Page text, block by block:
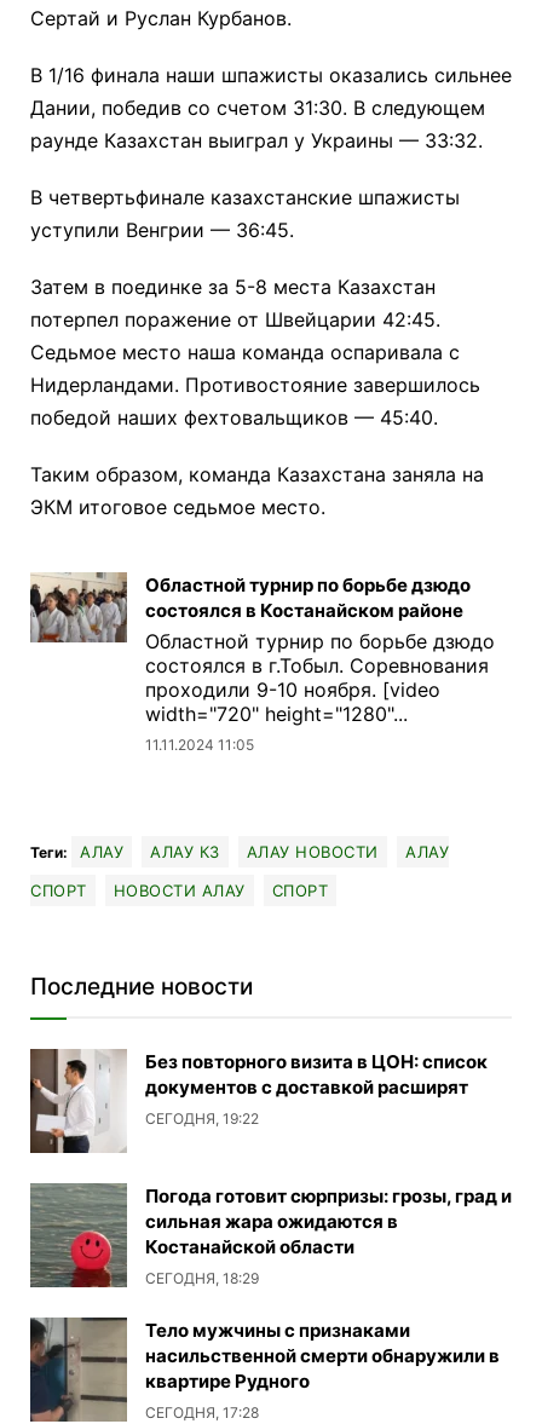
Сертай и Руслан Курбанов.
В 1/16 финала наши шпажисты оказались сильнее
Дании, победив со счетом 31:30. В следующем
раунде Казахстан выиграл у Украины — 33:32.
В четвертьфинале казахстанские шпажисты
уступили Венгрии — 36:45.
Затем в поединке за 5-8 места Казахстан
потерпел поражение от Швейцарии 42:45.
Седьмое место наша команда оспаривала с
Нидерландами. Противостояние завершилось
победой наших фехтовальщиков — 45:40.
Таким образом, команда Казахстана заняла на
ЭКМ итоговое седьмое место.
Областной турнир по борьбе дзюдо
состоялся в Костанайском районе
Областной турнир по борьбе дзюдо
состоялся в г.Тобыл. Соревнования
проходили 9-10 ноября. [video
width="720" height="1280"...
11.11.2024 11:05
Теги: АЛАУ АЛАУ КЗ АЛАУ НОВОСТИ
АЛАУ
СПОРТ
НОВОСТИ АЛАУ СПОРТ
Последние новости
Без повторного визита в ЦОН: список
документов с доставкой расширят
СЕГОДНЯ, 19:22
Погода готовит сюрпризы: грозы, град и
сильная жара ожидаются в
Костанайской области
СЕГОДНЯ, 18:29
Тело мужчины с признаками
насильственной смерти обнаружили в
квартире Рудного
СЕГОДНЯ, 17:28